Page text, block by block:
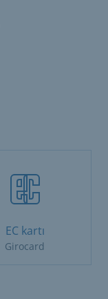
EC kartı
Girocard